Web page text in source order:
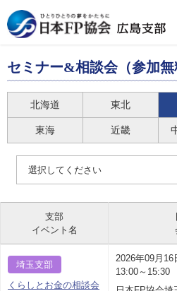
セミナー&相談会（参加無
北海道 東北
東海 近畿
選択してください
支部
イベント名
埼玉支部
くらしとお金の相談会
2026年09月16
13:00～15:30